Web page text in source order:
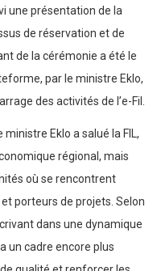
une présentation de la
de réservation et de
de la cérémonie a été le
par le ministre Eklo,
des activités de l’e-Fil.
Eklo a salué la FIL,
régional, mais
où se rencontrent
porteurs de projets. Selon
dans une dynamique
un cadre encore plus